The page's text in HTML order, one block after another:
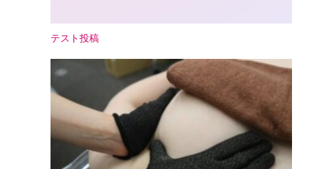
テスト投稿